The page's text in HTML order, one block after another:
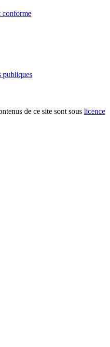
conforme
publiques
de ce site sont sous licence